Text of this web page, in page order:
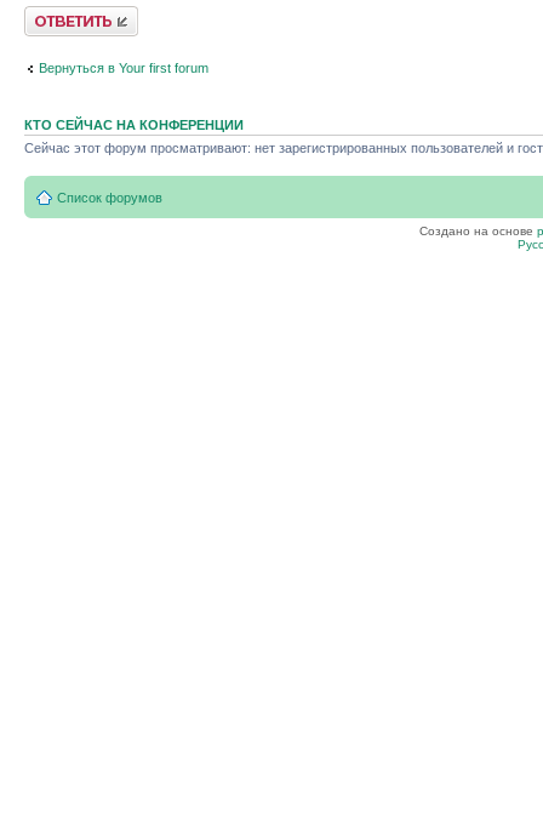
Ответить
Вернуться в Your first forum
КТО СЕЙЧАС НА КОНФЕРЕНЦИИ
Сейчас этот форум просматривают: нет зарегистрированных пользователей и
Список форумов
Создано на основе